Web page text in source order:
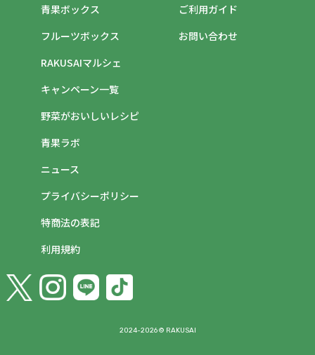
青果ボックス
フルーツボックス
RAKUSAIマルシェ
キャンペーン一覧
野菜がおいしいレシピ
青果ラボ
ニュース
プライバシーポリシー
特商法の表記
利用規約
ご利用ガイド
お問い合わせ
2024-2026 © RAKUSAI